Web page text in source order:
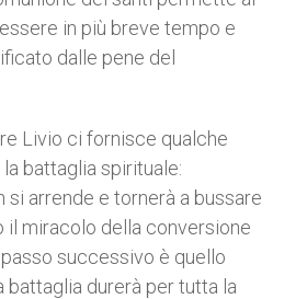
in più breve tempo e
dalle pene del
Livio ci fornisce qualche
battaglia spirituale:
si arrende e tornerà a bussare
il miracolo della conversione
successivo è quello
battaglia durerà per tutta la